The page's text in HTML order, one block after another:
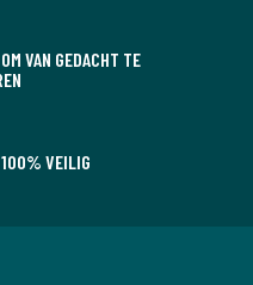
VAN GEDACHT TE
VEILIG